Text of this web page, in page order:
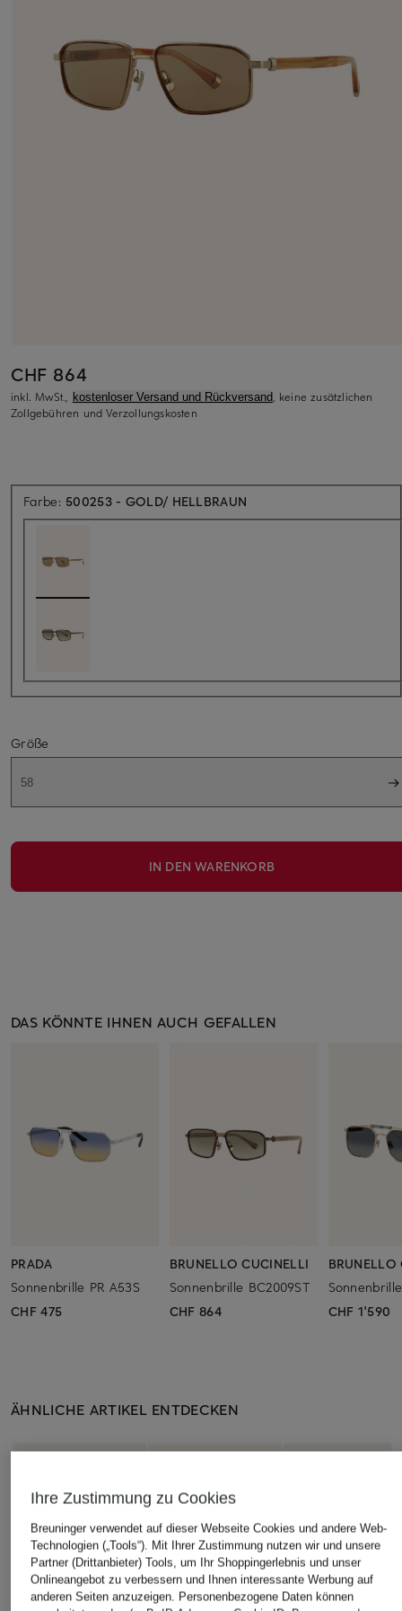
CHF 864
inkl. MwSt., kostenloser Versand und Rückversand, keine zusätzlichen
Zollgebühren und Verzollungskosten
Farbe: 500253 - GOLD/ HELLBRAUN
Größe
58
IN DEN WARENKORB
DAS KÖNNTE IHNEN AUCH GEFALLEN
PRADA
Sonnenbrille PR A53S
CHF 475
BRUNELLO CUCINELLI
Sonnenbrille BC2009ST
CHF 864
BRUNELLO
CHF 1'590
ÄHNLICHE ARTIKEL ENTDECKEN
Ihre Zustimmung zu Cookies
Breuninger verwendet auf dieser Webseite Cookies und andere Web-
Technologien („Tools“). Mit Ihrer Zustimmung nutzen wir und unsere
Partner (Drittanbieter) Tools, um Ihr Shoppingerlebnis und unser
Onlineangebot zu verbessern und Ihnen interessante Werbung auf
anderen Seiten anzuzeigen. Personenbezogene Daten können